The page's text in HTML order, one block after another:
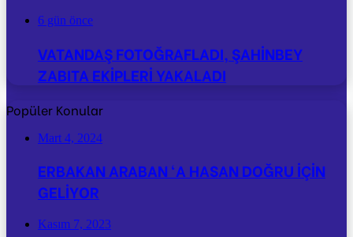
6 gün önce
VATANDAŞ FOTOĞRAFLADI, ŞAHİNBEY
ZABITA EKİPLERİ YAKALADI
Popüler Konular
Mart 4, 2024
ERBAKAN ARABAN ‘A HASAN DOĞRU İÇİN
GELİYOR
Kasım 7, 2023